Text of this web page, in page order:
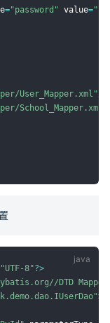
="password" value=
User_Mapper.xml"
School_Mapper.xml"
"UTF-8"?>
DTD
>